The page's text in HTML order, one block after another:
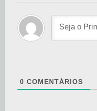
0 COMENTÁRIOS